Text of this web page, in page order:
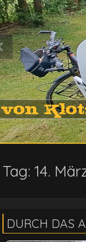
von
Tag: 14.
DURCH DAS